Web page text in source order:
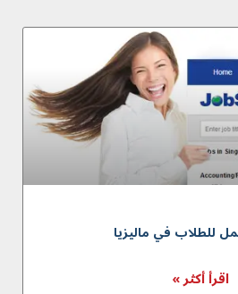
للطلاب في ماليزيا
اقرأ أكثر »